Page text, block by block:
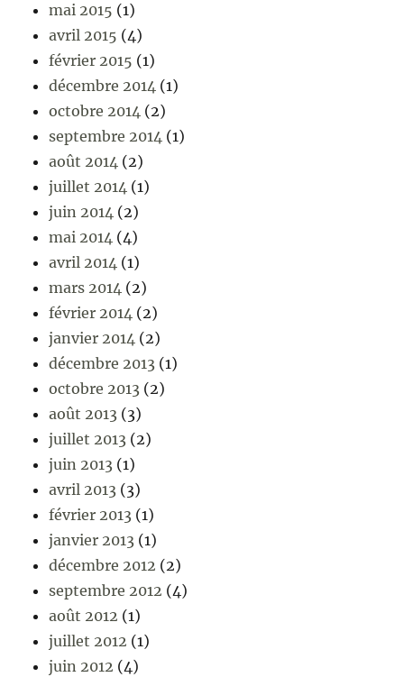
mai 2015 (1)
avril 2015 (4)
février 2015 (1)
décembre 2014 (1)
octobre 2014 (2)
septembre 2014 (1)
août 2014 (2)
juillet 2014 (1)
juin 2014 (2)
mai 2014 (4)
avril 2014 (1)
mars 2014 (2)
février 2014 (2)
janvier 2014 (2)
décembre 2013 (1)
octobre 2013 (2)
août 2013 (3)
juillet 2013 (2)
juin 2013 (1)
avril 2013 (3)
février 2013 (1)
janvier 2013 (1)
décembre 2012 (2)
septembre 2012 (4)
août 2012 (1)
juillet 2012 (1)
juin 2012 (4)